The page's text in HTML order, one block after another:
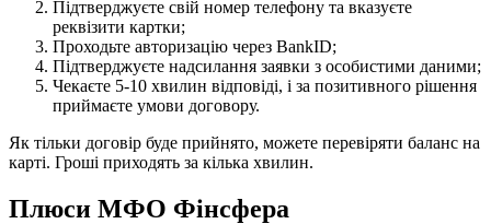
Підтверджуєте свій номер телефону та вказуєте
реквізити картки;
Проходьте авторизацію через BankID;
Підтверджуєте надсилання заявки з особистими даними;
Чекаєте 5-10 хвилин відповіді, і за позитивного рішення
приймаєте умови договору.
Як тільки договір буде прийнято, можете перевіряти баланс на
карті. Гроші приходять за кілька хвилин.
Плюси МФО Фінсфера